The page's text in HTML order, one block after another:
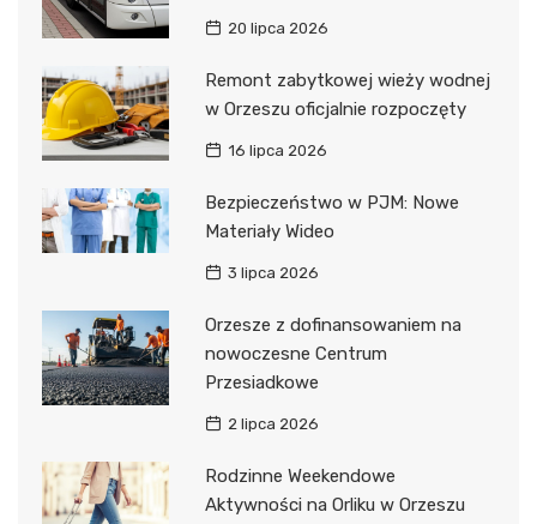
20 lipca 2026
Remont zabytkowej wieży wodnej
w Orzeszu oficjalnie rozpoczęty
16 lipca 2026
Bezpieczeństwo w PJM: Nowe
Materiały Wideo
3 lipca 2026
Orzesze z dofinansowaniem na
nowoczesne Centrum
Przesiadkowe
2 lipca 2026
Rodzinne Weekendowe
Aktywności na Orliku w Orzeszu